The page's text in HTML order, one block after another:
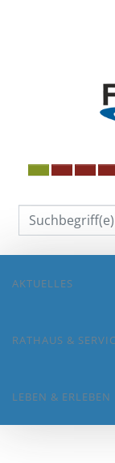
AKTUELLES
RATHAUS &
LEBEN & ERLEBEN